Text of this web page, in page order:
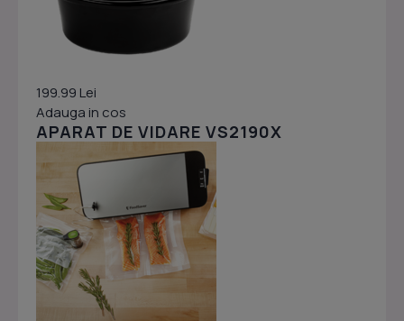
199.99 Lei
Adauga in cos
APARAT DE VIDARE VS2190X